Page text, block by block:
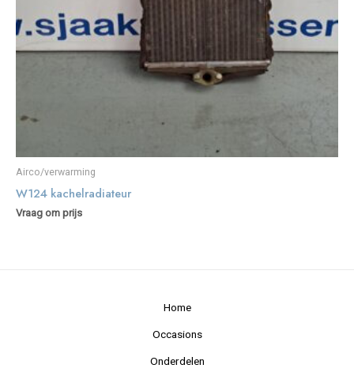
Airco/verwarming
W124 kachelradiateur
Vraag om prijs
Home
Occasions
Onderdelen